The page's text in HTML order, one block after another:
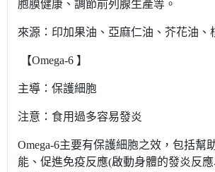
胞膜健康、調節前列腺生產等。
來源：印加果油、亞麻仁油、芥花油、
【Omega-6 】
主導：保護細胞
注意：食用過多容易發炎
Omega-6主要有保護細胞之效，包括幫
能、促進免疫反應(啟動身體的發炎反